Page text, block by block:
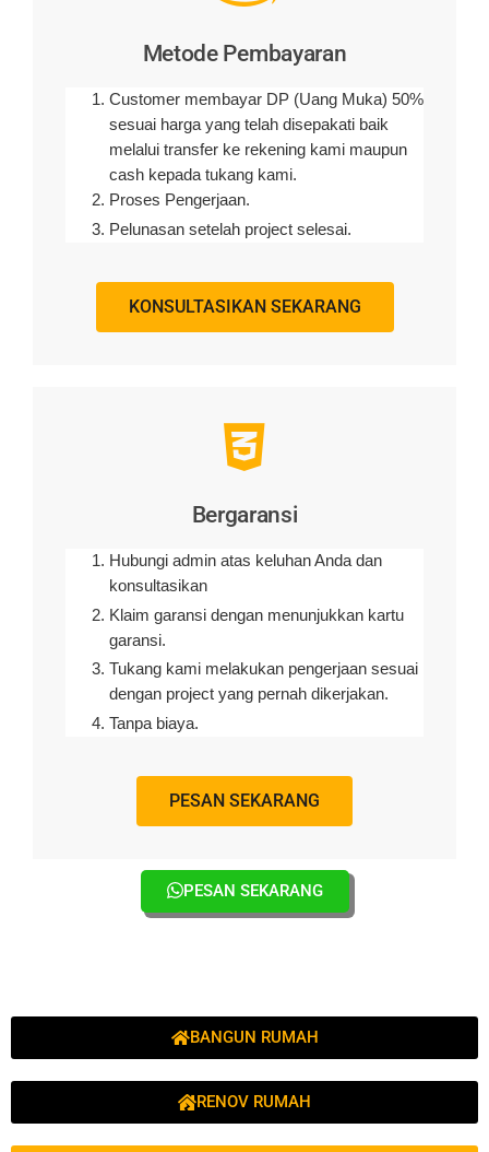
Metode Pembayaran
Customer membayar DP (Uang Muka) 50%
sesuai harga yang telah disepakati baik
melalui transfer ke rekening kami maupun
cash kepada tukang kami.
Proses Pengerjaan.
Pelunasan setelah project selesai.
KONSULTASIKAN SEKARANG
Bergaransi
Hubungi admin atas keluhan Anda dan
konsultasikan
Klaim garansi dengan menunjukkan kartu
garansi.
Tukang kami melakukan pengerjaan sesuai
dengan project yang pernah dikerjakan.
Tanpa biaya.
PESAN SEKARANG
PESAN SEKARANG
BANGUN RUMAH
RENOV RUMAH